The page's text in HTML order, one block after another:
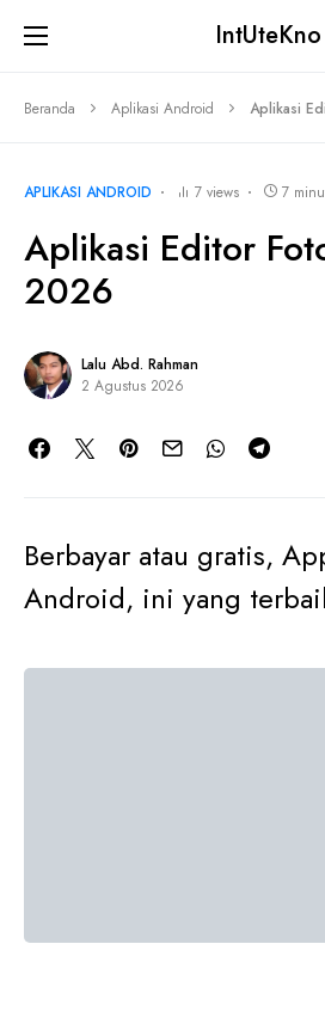
IntUteKno
Beranda Aplikasi Android Aplikasi
APLIKASI ANDROID 7 views 7
Aplikasi Editor
2026
Lalu Abd. Rahman
2 Agustus 2026
Berbayar atau gratis,
Android, ini yang